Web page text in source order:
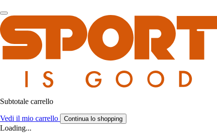
Subtotale carrello
Vedi il mio carrello Continua lo shopping
Loading...